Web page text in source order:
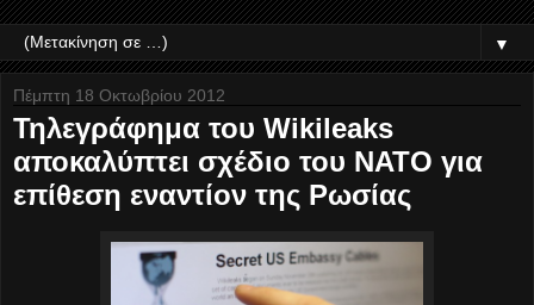
▼
Πέμπτη 18 Οκτωβρίου 2012
Τηλεγράφημα του Wikileaks
αποκαλύπτει σχέδιο του ΝΑΤΟ για
επίθεση εναντίον της Ρωσίας